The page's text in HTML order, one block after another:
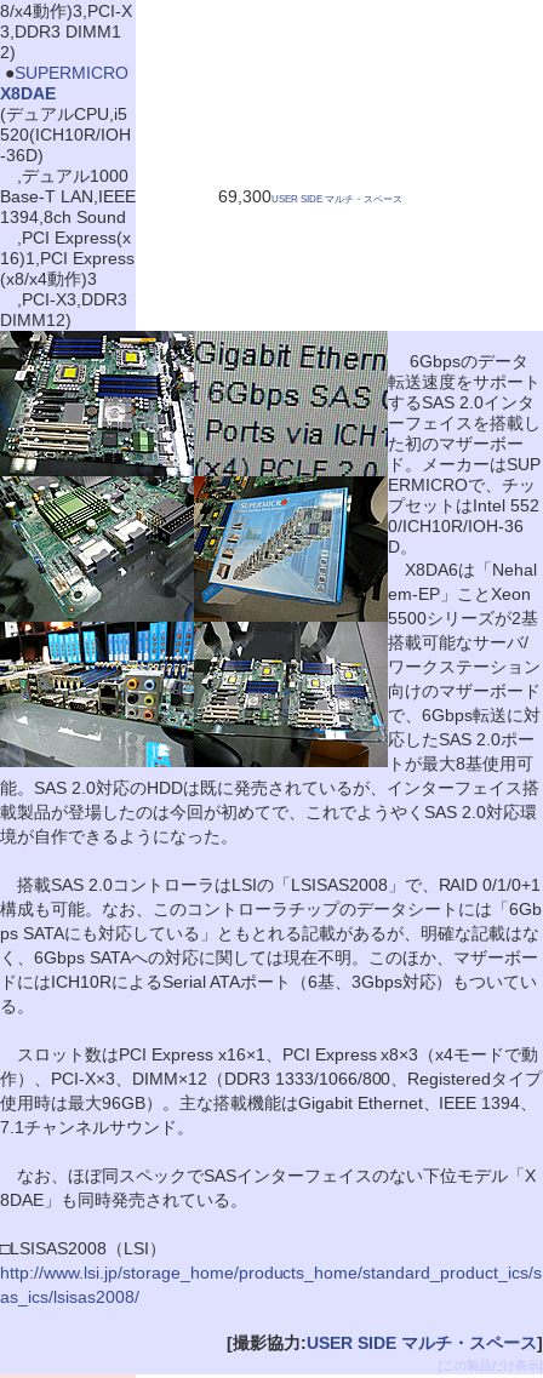
8/x4動作)3,PCI-X
3,DDR3 DIMM1
2)
●SUPERMICRO
X8DAE
(デュアルCPU,i5
520(ICH10R/IOH
-36D)
,デュアル1000
Base-T LAN,IEEE
1394,8ch Sound
,PCI Express(x
16)1,PCI Express
(x8/x4動作)3
,PCI-X3,DDR3
DIMM12)
69,300USER SIDE マルチ・スペース
6Gbpsのデータ
転送速度をサポート
するSAS 2.0インタ
ーフェイスを搭載し
た初のマザーボー
ド。メーカーはSUP
ERMICROで、チッ
プセットはIntel 552
0/ICH10R/IOH-36
D。
X8DA6は「Nehal
em-EP」ことXeon
5500シリーズが2基
搭載可能なサーバ/
ワークステーション
向けのマザーボード
で、6Gbps転送に対
応したSAS 2.0ポー
トが最大8基使用可
能。SAS 2.0対応のHDDは既に発売されているが、インターフェイス搭
載製品が登場したのは今回が初めてで、これでようやくSAS 2.0対応環
境が自作できるようになった。
搭載SAS 2.0コントローラはLSIの「LSISAS2008」で、RAID 0/1/0+1
構成も可能。なお、このコントローラチップのデータシートには「6Gb
ps SATAにも対応している」ともとれる記載があるが、明確な記載はな
く、6Gbps SATAへの対応に関しては現在不明。このほか、マザーボー
ドにはICH10RによるSerial ATAポート（6基、3Gbps対応）もついてい
る。
スロット数はPCI Express x16×1、PCI Express x8×3（x4モードで動
作）、PCI-X×3、DIMM×12（DDR3 1333/1066/800、Registeredタイプ
使用時は最大96GB）。主な搭載機能はGigabit Ethernet、IEEE 1394、
7.1チャンネルサウンド。
なお、ほぼ同スペックでSASインターフェイスのない下位モデル「X
8DAE」も同時発売されている。
□LSISAS2008（LSI）
http://www.lsi.jp/storage_home/products_home/standard_product_ics/s
as_ics/lsisas2008/
[撮影協力:USER SIDE マルチ・スペース]
[この製品だけ表示]